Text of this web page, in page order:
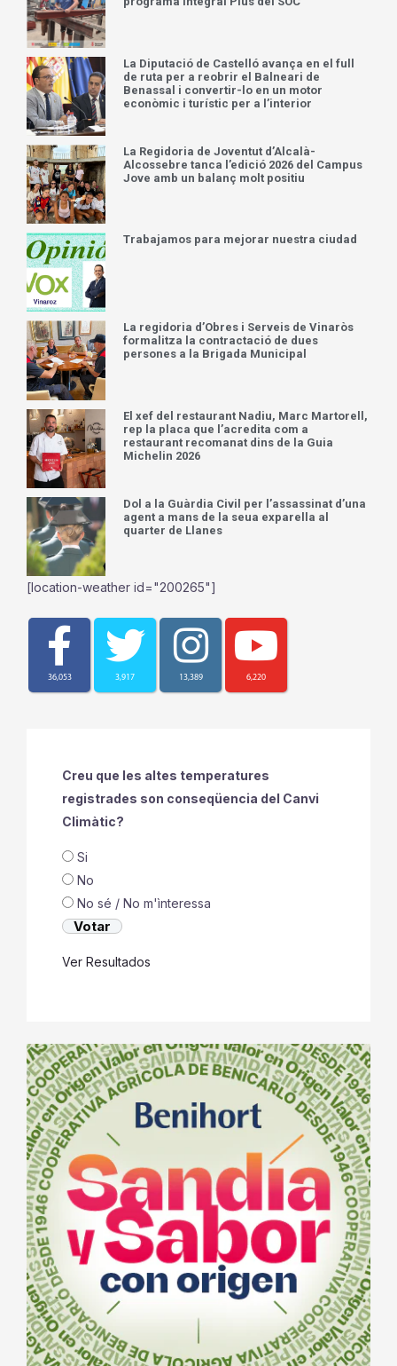
La Diputació de Castelló avança en el full
de ruta per a reobrir el Balneari de
Benassal i convertir-lo en un motor
econòmic i turístic per a l’interior
La Regidoria de Joventut d’Alcalà-
Alcossebre tanca l’edició 2026 del Campus
Jove amb un balanç molt positiu
Trabajamos para mejorar nuestra ciudad
La regidoria d’Obres i Serveis de Vinaròs
formalitza la contractació de dues
persones a la Brigada Municipal
El xef del restaurant Nadiu, Marc Martorell,
rep la placa que l’acredita com a
restaurant recomanat dins de la Guia
Michelin 2026
Dol a la Guàrdia Civil per l’assassinat d’una
agent a mans de la seua exparella al
quarter de Llanes
[location-weather id="200265"]
36,053 3,917 13,389 6,220
Creu que les altes temperatures
registrades son conseqüencia del Canvi
Climàtic?
Si
No
No sé / No m'ìnteressa
Ver Resultados